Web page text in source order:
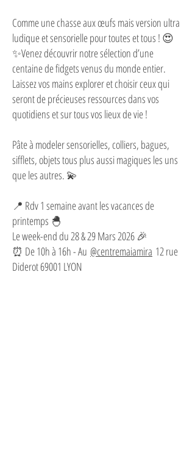
Comme une chasse aux œufs mais version ultra
ludique et sensorielle pour toutes et tous ! 😍
✨Venez découvrir notre sélection d’une
centaine de fidgets venus du monde entier.
Laissez vos mains explorer et choisir ceux qui
seront de précieuses ressources dans vos
quotidiens et sur tous vos lieux de vie !
Pâte à modeler sensorielles, colliers, bagues,
sifflets, objets tous plus aussi magiques les uns
que les autres. 💫
📍 Rdv 1 semaine avant les vacances de
printemps 🐣
Le week-end du 28 & 29 Mars 2026 🎉
⏰ De 10h à 16h - Au @centremaiamira 12 rue
Diderot 69001 LYON